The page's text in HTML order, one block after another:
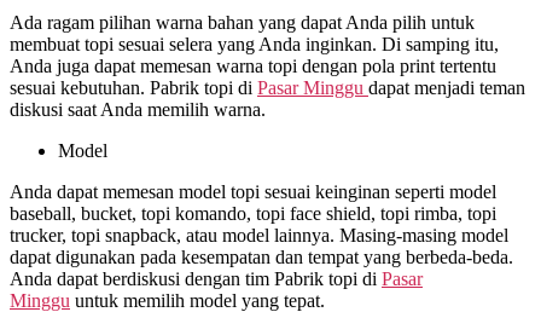
Ada ragam pilihan warna bahan yang dapat Anda pilih untuk
membuat topi sesuai selera yang Anda inginkan. Di samping itu,
Anda juga dapat memesan warna topi dengan pola print tertentu
sesuai kebutuhan. Pabrik topi di Pasar Minggu dapat menjadi teman
diskusi saat Anda memilih warna.
Model
Anda dapat memesan model topi sesuai keinginan seperti model
baseball, bucket, topi komando, topi face shield, topi rimba, topi
trucker, topi snapback, atau model lainnya. Masing-masing model
dapat digunakan pada kesempatan dan tempat yang berbeda-beda.
Anda dapat berdiskusi dengan tim Pabrik topi di Pasar
Minggu untuk memilih model yang tepat.